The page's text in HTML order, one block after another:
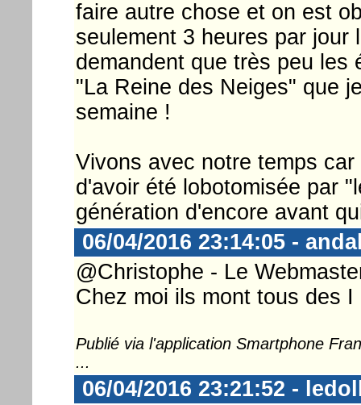
faire autre chose et on est
seulement 3 heures par
demandent que très peu les
"La Reine des Neiges" que
semaine !
Vivons avec notre temps
d'avoir été lobotomisée par
génération d'encore avant
06/04/2016 23:14:05 -
@Christophe - Le
Chez moi ils mont tous des I
Publié via l'application Smartphone
...
06/04/2016 23:21:52 -